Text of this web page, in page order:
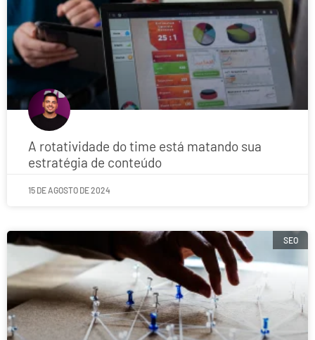
A rotatividade do time está matando sua
estratégia de conteúdo
15 DE AGOSTO DE 2024
SEO